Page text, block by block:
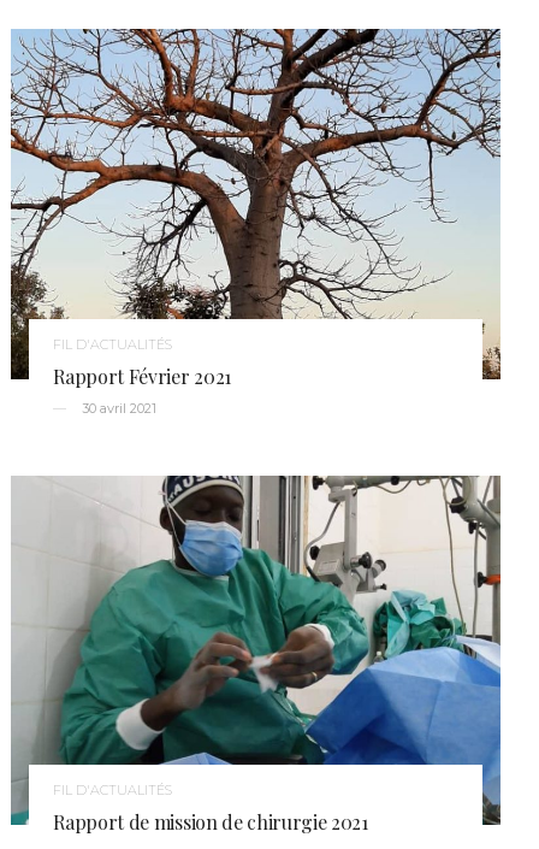
FIL D'ACTUALITÉS
Rapport Février 2021
30 avril 2021
FIL D'ACTUALITÉS
Rapport de mission de chirurgie 2021